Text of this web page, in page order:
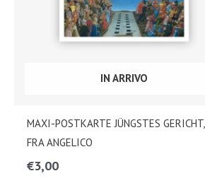
IN ARRIVO
MAXI-POSTKARTE JÜNGSTES GERICHT,
FRA ANGELICO
€3,00